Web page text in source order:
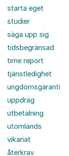
starta eget
studier
säga upp sig
tidsbegränsad
time report
tjänstledighet
ungdomsgaranti
uppdrag
utbetalning
utomlands
vikariat
återkrav